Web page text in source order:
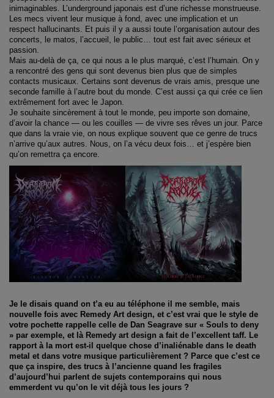
inimaginables. L’underground japonais est d’une richesse monstrueuse.
Les mecs vivent leur musique à fond, avec une implication et un
respect hallucinants. Et puis il y a aussi toute l’organisation autour des
concerts, le matos, l’accueil, le public… tout est fait avec sérieux et
passion.
Mais au-delà de ça, ce qui nous a le plus marqué, c’est l’humain. On y
a rencontré des gens qui sont devenus bien plus que de simples
contacts musicaux. Certains sont devenus de vrais amis, presque une
seconde famille à l’autre bout du monde. C’est aussi ça qui crée ce lien
extrêmement fort avec le Japon.
Je souhaite sincèrement à tout le monde, peu importe son domaine,
d’avoir la chance — ou les couilles — de vivre ses rêves un jour. Parce
que dans la vraie vie, on nous explique souvent que ce genre de trucs
n’arrive qu’aux autres. Nous, on l’a vécu deux fois… et j’espère bien
qu’on remettra ça encore.
Je le disais quand on t’a eu au téléphone il me semble, mais
nouvelle fois avec Remedy Art design, et c’est vrai que le style de
votre pochette rappelle celle de Dan Seagrave sur « Souls to deny
» par exemple, et là Remedy art design a fait de l’excellent taff. Le
rapport à la mort est-il quelque chose d’inaliénable dans le death
metal et dans votre musique particulièrement ? Parce que c’est ce
que ça inspire, des trucs à l’ancienne quand les fragiles
d’aujourd’hui parlent de sujets contemporains qui nous
emmerdent vu qu’on le vit déjà tous les jours ?